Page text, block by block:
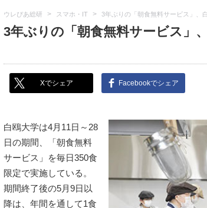
ウレぴあ総研 > スマホ・IT > 3年ぶりの「朝食無料サービス」、
3年ぶりの「朝食無料サービス」
Xでシェア Facebookでシェア
白鴎大学は4月11日～28
日の期間、「朝食無料
サービス」を毎日350食
限定で実施している。
期間終了後の5月9日以
降は、年間を通して1食